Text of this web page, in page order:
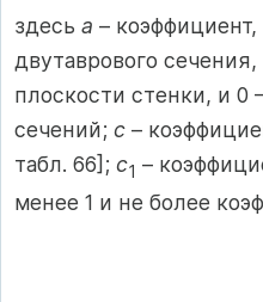
здесь а –
двутаврового сечения,
плоскости стенки, и 0
сечений; с –
табл. 66]; с1 –
менее 1 и не более